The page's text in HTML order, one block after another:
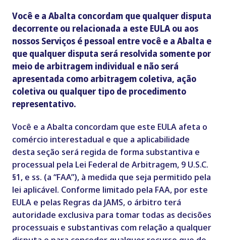
Você e a Abalta concordam que qualquer disputa
decorrente ou relacionada a este EULA ou aos
nossos Serviços é pessoal entre você e a Abalta e
que qualquer disputa será resolvida somente por
meio de arbitragem individual e não será
apresentada como arbitragem coletiva, ação
coletiva ou qualquer tipo de procedimento
representativo.
Você e a Abalta concordam que este EULA afeta o
comércio interestadual e que a aplicabilidade
desta seção será regida de forma substantiva e
processual pela Lei Federal de Arbitragem, 9 U.S.C.
§1, e ss. (a “FAA”), à medida que seja permitido pela
lei aplicável. Conforme limitado pela FAA, por este
EULA e pelas Regras da JAMS, o árbitro terá
autoridade exclusiva para tomar todas as decisões
processuais e substantivas com relação a qualquer